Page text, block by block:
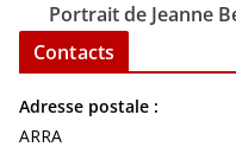
Portrait de Jeanne
Contacts
Adresse postale :
ARRA